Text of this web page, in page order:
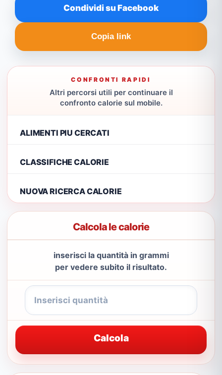
Condividi su Facebook
Copia link
CONFRONTI RAPIDI
Altri percorsi utili per continuare il
confronto calorie sul mobile.
ALIMENTI PIU CERCATI
CLASSIFICHE CALORIE
NUOVA RICERCA CALORIE
Calcola le calorie
inserisci la quantità in grammi
per vedere subito il risultato.
Calcola